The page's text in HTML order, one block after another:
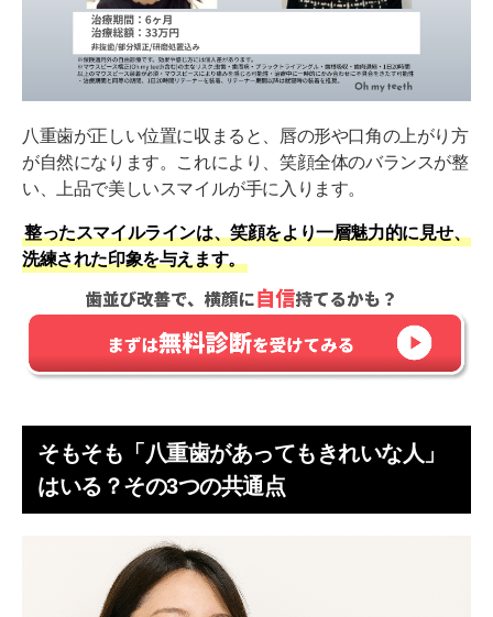
八重歯が正しい位置に収まると、唇の形や口角の上がり方
が自然になります。これにより、笑顔全体のバランスが整
い、上品で美しいスマイルが手に入ります。
整ったスマイルラインは、笑顔をより一層魅力的に見せ、
洗練された印象を与えます。
そもそも「八重歯があってもきれいな人」
はいる？その3つの共通点